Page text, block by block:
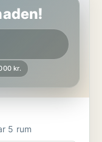
kr.
har 5 rum